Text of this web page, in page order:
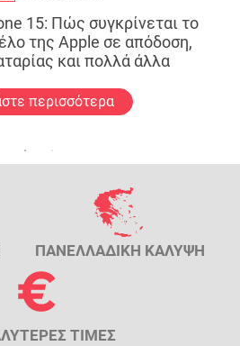
15: Πώς συγκρίνεται το
της Apple σε απόδοση,
και πολλά άλλα
περισσότερα
ΠΑΝΕΛΛΑΔΙΚΗ ΚΑΛΥΨΗ
ΤΙΜΕΣ